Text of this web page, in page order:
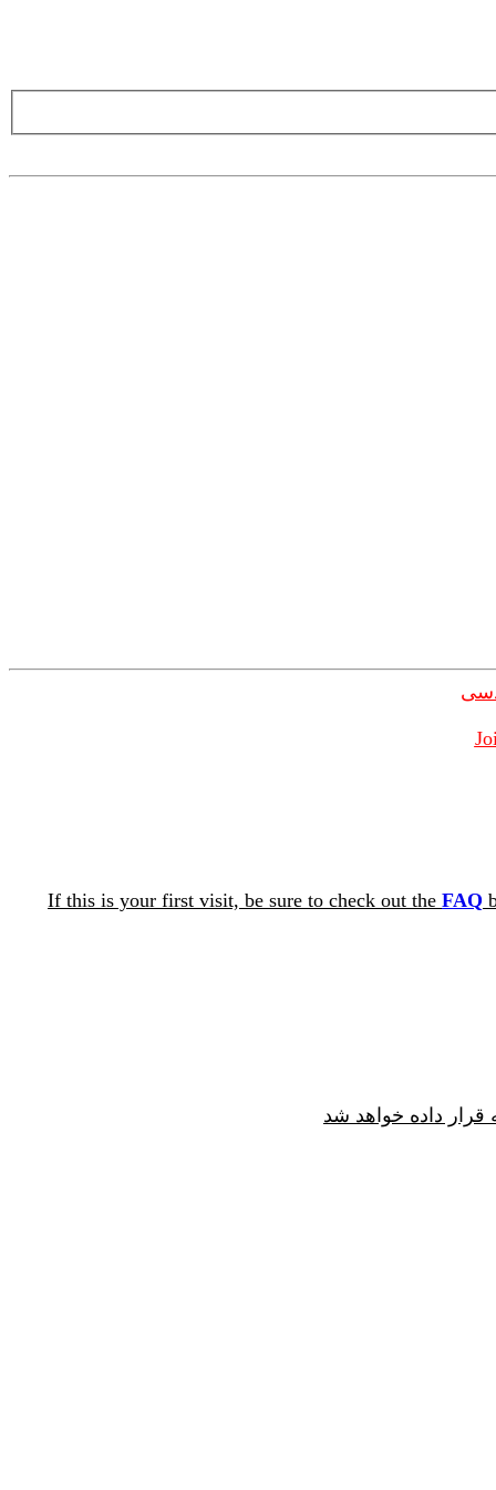
If this is your first visit, be sure to check out the FAQ
داده خواهد شد